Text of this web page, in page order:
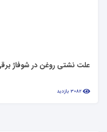
علت نشتی روغن در شوفاژ